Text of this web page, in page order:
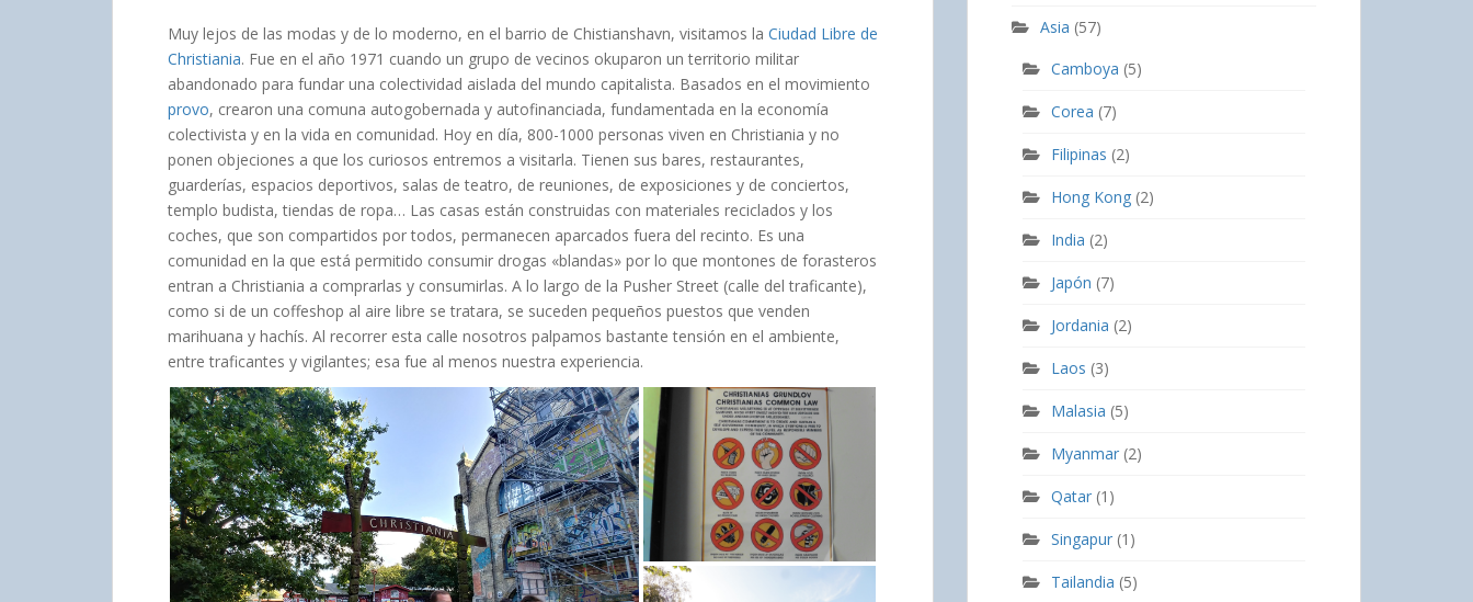
Muy lejos de las modas y de lo moderno, en el barrio de Chistianshavn, visitamos la Ciudad Libre de
Christiania. Fue en el año 1971 cuando un grupo de vecinos okuparon un territorio militar
abandonado para fundar una colectividad aislada del mundo capitalista. Basados en el movimiento
provo, crearon una comuna autogobernada y autofinanciada, fundamentada en la economía
colectivista y en la vida en comunidad. Hoy en día, 800-1000 personas viven en Christiania y no
ponen objeciones a que los curiosos entremos a visitarla. Tienen sus bares, restaurantes,
guarderías, espacios deportivos, salas de teatro, de reuniones, de exposiciones y de conciertos,
templo budista, tiendas de ropa… Las casas están construidas con materiales reciclados y los
coches, que son compartidos por todos, permanecen aparcados fuera del recinto. Es una
comunidad en la que está permitido consumir drogas «blandas» por lo que montones de forasteros
entran a Christiania a comprarlas y consumirlas. A lo largo de la Pusher Street (calle del traficante),
como si de un coffeshop al aire libre se tratara, se suceden pequeños puestos que venden
marihuana y hachís. Al recorrer esta calle nosotros palpamos bastante tensión en el ambiente,
entre traficantes y vigilantes; esa fue al menos nuestra experiencia.
Asia (57)
Camboya (5)
Corea (7)
Filipinas (2)
Hong Kong (2)
India (2)
Japón (7)
Jordania (2)
Laos (3)
Malasia (5)
Myanmar (2)
Qatar (1)
Singapur (1)
Tailandia (5)